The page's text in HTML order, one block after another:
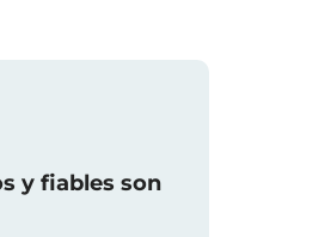
y fiables son